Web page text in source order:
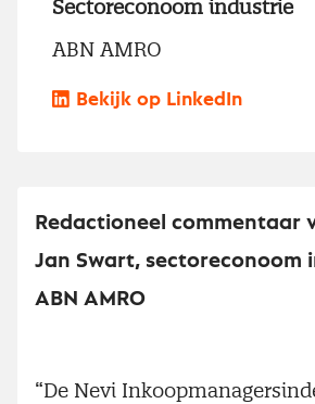
Sectoreconoom industrie
ABN AMRO
Bekijk op LinkedIn
Redactioneel commentaar
Jan Swart, sectoreconoom
ABN AMRO
“De Nevi